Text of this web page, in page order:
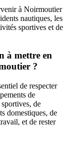
à Noirmoutier
nautiques, les
sportives et de
à mettre en
?
de respecter
de
de
domestiques, de
et de rester